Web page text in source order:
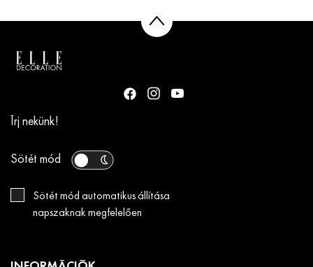
Írj nekünk!
Sötét mód
Sötét mód automatikus állítása
napszaknak megfelelően